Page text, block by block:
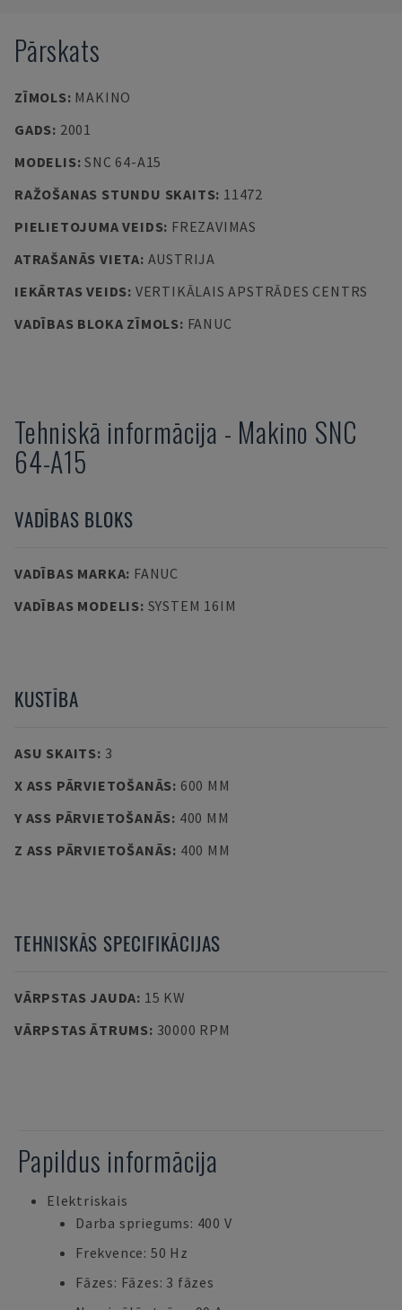
Pārskats
ZĪMOLS: MAKINO
GADS: 2001
MODELIS:SNC 64-A15
RAŽOŠANAS STUNDU SKAITS: 11472
PIELIETOJUMA VEIDS: FREZAVIMAS
ATRAŠANĀS VIETA: AUSTRIJA
IEKĀRTAS VEIDS: VERTIKĀLAIS APSTRĀDES CENTRS
VADĪBAS BLOKA ZĪMOLS: FANUC
Tehniskā informācija - Makino SNC
64-A15
VADĪBAS BLOKS
VADĪBAS MARKA: FANUC
VADĪBAS MODELIS: SYSTEM 16IM
KUSTĪBA
ASU SKAITS: 3
X ASS PĀRVIETOŠANĀS: 600 MM
Y ASS PĀRVIETOŠANĀS: 400 MM
Z ASS PĀRVIETOŠANĀS: 400 MM
TEHNISKĀS SPECIFIKĀCIJAS
VĀRPSTAS JAUDA: 15 KW
VĀRPSTAS ĀTRUMS: 30000 RPM
Papildus informācija
Elektriskais
Darba spriegums: 400 V
Frekvence: 50 Hz
Fāzes: Fāzes: 3 fāzes